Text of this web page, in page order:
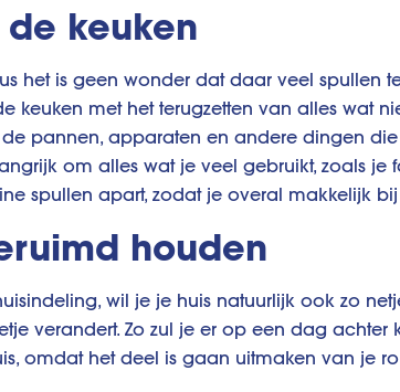
keuken
het is geen wonder dat daar veel spullen
keuken met het terugzetten van alles wat
pannen, apparaten en andere dingen
om alles wat je veel gebruikt, zoals je
spullen apart, zodat je overal makkelijk bij
houden
wil je je huis natuurlijk ook zo
verandert. Zo zul je er op een dag
omdat het deel is gaan uitmaken van je